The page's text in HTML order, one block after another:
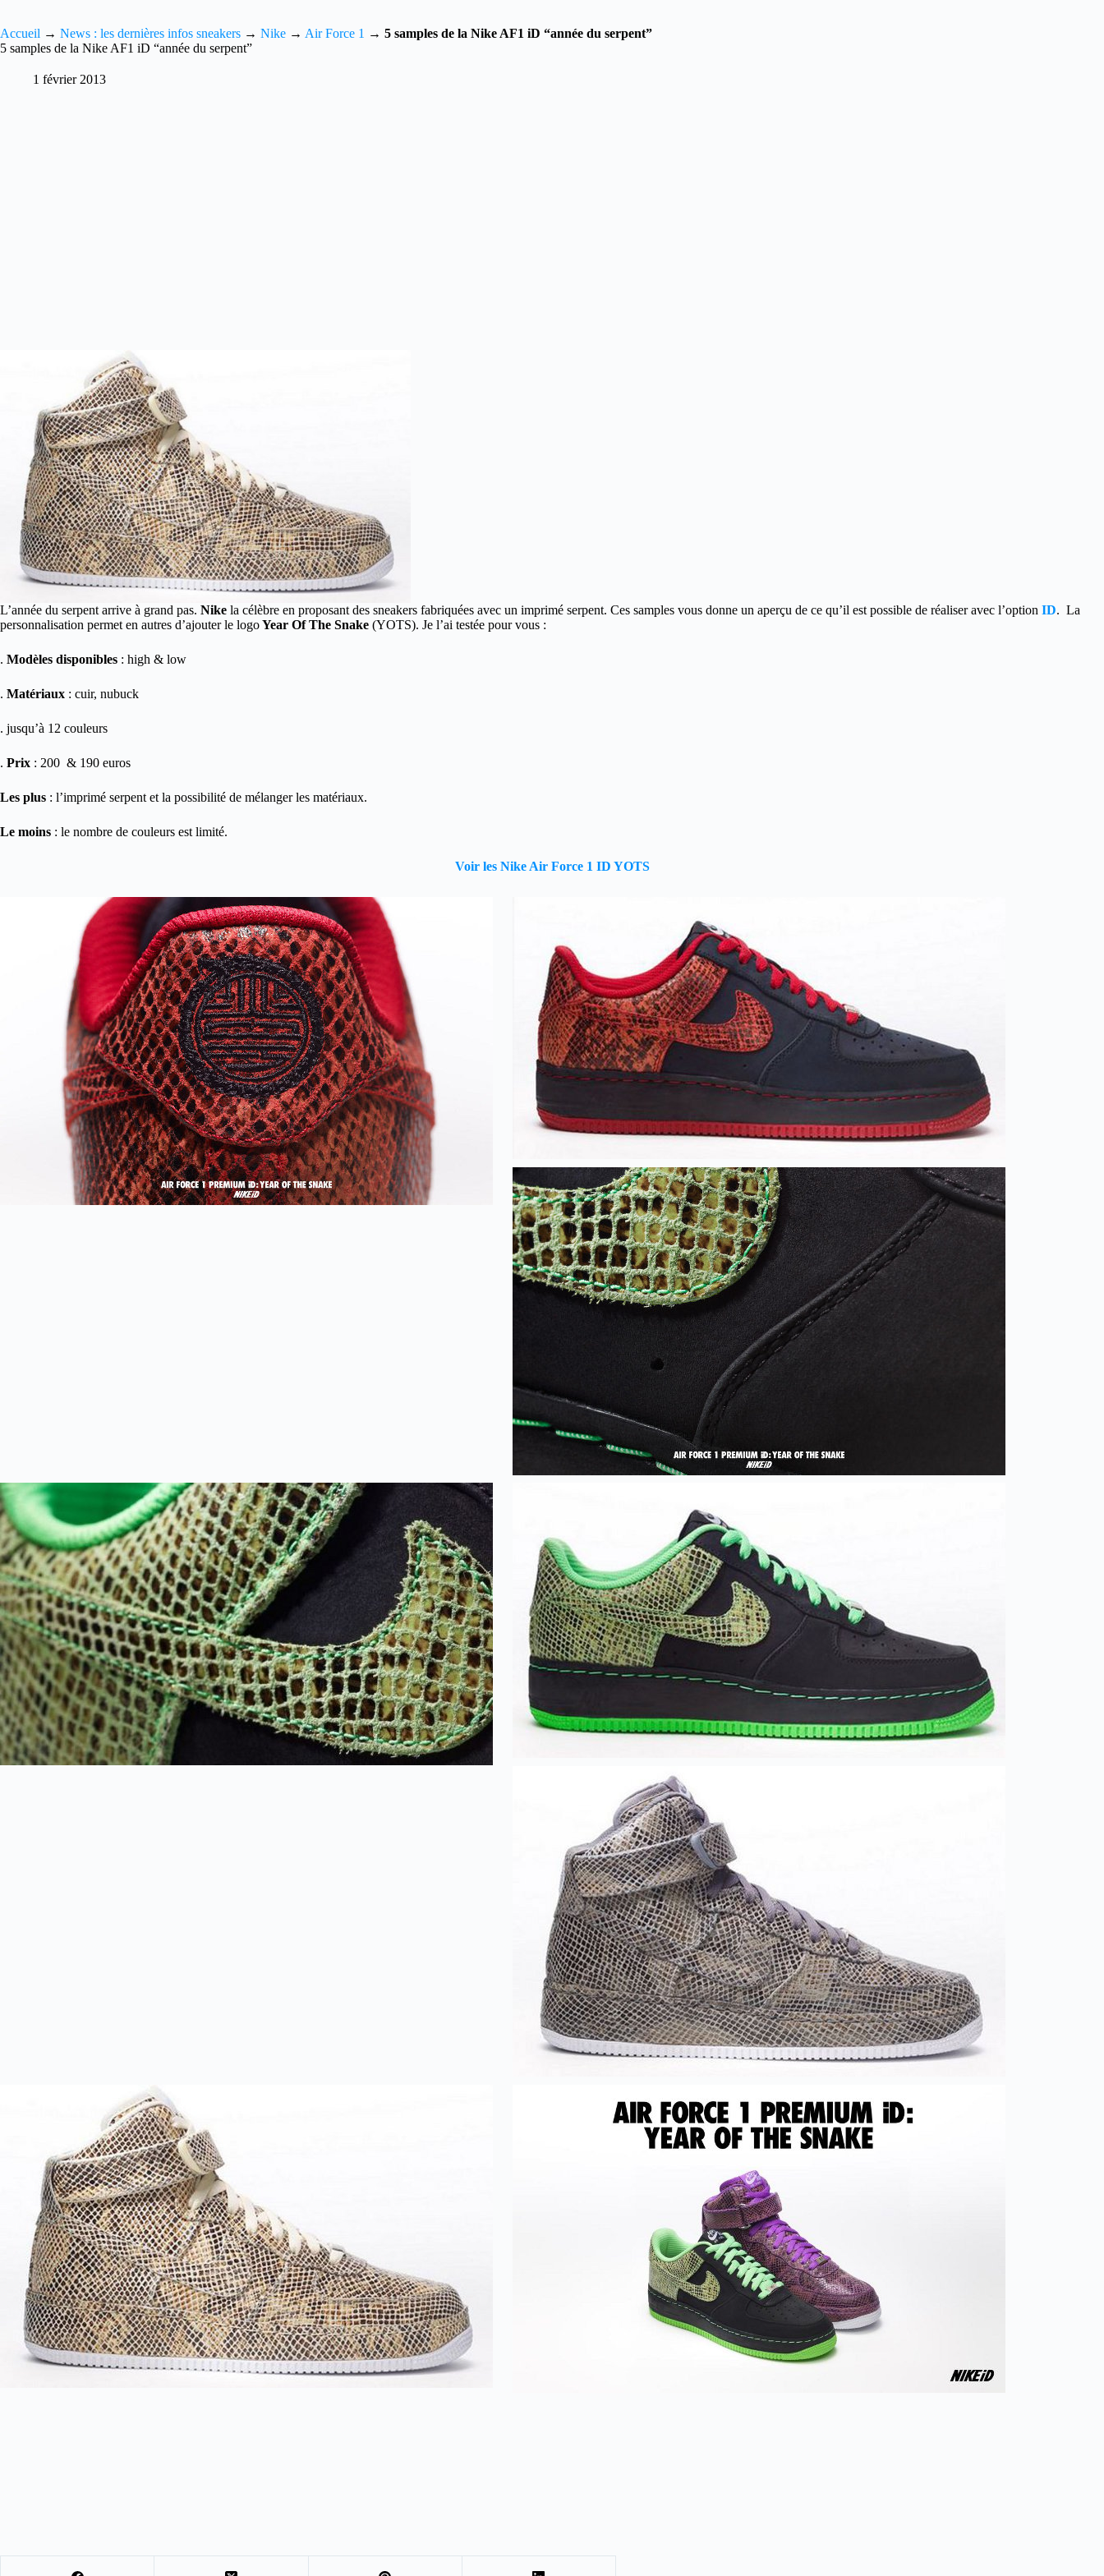
Accueil → News : les dernières infos sneakers → Nike → Air Force 1 → 5 samples de la Nike AF1 iD “année du serpent”
5 samples de la Nike AF1 iD “année du serpent”
1 février 2013
L’année du serpent arrive à grand pas. Nike la célèbre en proposant des sneakers fabriquées avec un imprimé serpent. Ces samples vous donne un aperçu de ce qu’il est possible de réaliser avec l’option ID. La
personnalisation permet en autres d’ajouter le logoYear Of The Snake (YOTS). Je l’ai testée pour vous :
. Modèles disponibles : high & low
. Matériaux : cuir, nubuck
. jusqu’à 12 couleurs
. Prix : 200 & 190 euros
Les plus : l’imprimé serpent et la possibilité de mélanger les matériaux.
Le moins : le nombre de couleurs est limité.
Voir les Nike Air Force 1 ID YOTS